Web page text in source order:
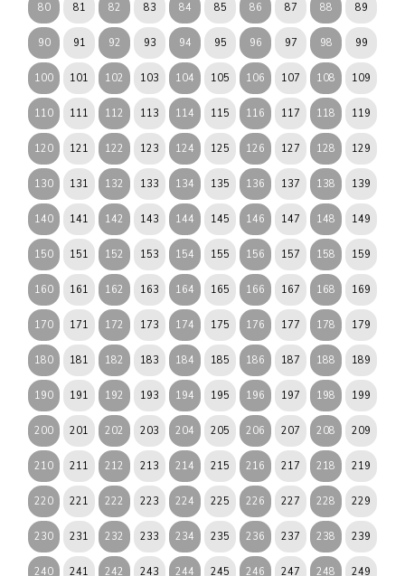
80 81 82 83 84 85 86 87 88 89
90 91 92 93 94 95 96 97 98 99
100 101 102 103 104 105 106 107 108 109
110 111 112 113 114 115 116 117 118 119
120 121 122 123 124 125 126 127 128 129
130 131 132 133 134 135 136 137 138 139
140 141 142 143 144 145 146 147 148 149
150 151 152 153 154 155 156 157 158 159
160 161 162 163 164 165 166 167 168 169
170 171 172 173 174 175 176 177 178 179
180 181 182 183 184 185 186 187 188 189
190 191 192 193 194 195 196 197 198 199
200 201 202 203 204 205 206 207 208 209
210 211 212 213 214 215 216 217 218 219
220 221 222 223 224 225 226 227 228 229
230 231 232 233 234 235 236 237 238 239
240 241 242 243 244 245 246 247 248 249